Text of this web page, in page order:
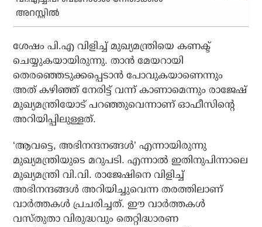
അറസ്റ്റില്‍
ശേഷം പി.എ വിളിച്ച് മുഖ്യമന്ത്രിയെ കണക്ട്
ചെയ്യുകയായിരുന്നു. താന്‍ മേയറായി
തെരഞ്ഞെടുക്കപ്പെടാന്‍ പോവുകയാണെന്നും
അത് കഴിഞ്ഞ് നേരിട്ട് വന്ന് കാണാമെന്നും രാജേഷ്
മുഖ്യമന്ത്രിയോട് പറഞ്ഞുവെന്നാണ് ഓഫീസിന്റെ
അറിയിപ്പിലുള്ളത്.
‘ആവട്ടെ, അഭിനന്ദനങ്ങള്‍’ എന്നായിരുന്നു
മുഖ്യമന്ത്രിയുടെ മറുപടി. എന്നാല്‍ ഇതിനുപിന്നാലെ
മുഖ്യമന്ത്രി വി.വി. രാജേഷിനെ വിളിച്ച്
അഭിനന്ദങ്ങള്‍ അറിയിച്ചുവെന്ന തരത്തിലാണ്
വാര്‍ത്തകള്‍ പ്രചരിച്ചത്. ഈ വാര്‍ത്തകള്‍
വസ്തുതാ വിരുദ്ധവും തെറ്റിദ്ധാരണ